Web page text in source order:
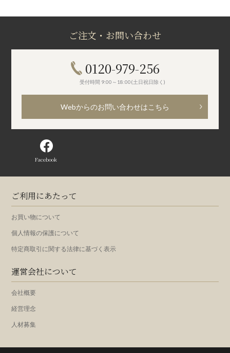
ご注文・お問い合わせ
0120-979-256
受付時間 9:00～18:00(土日祝日除く)
Webからのお問い合わせはこちら
Facebook
ご利用にあたって
お買い物について
個人情報の保護について
特定商取引に関する法律に基づく表示
運営会社について
会社概要
経営理念
人材募集